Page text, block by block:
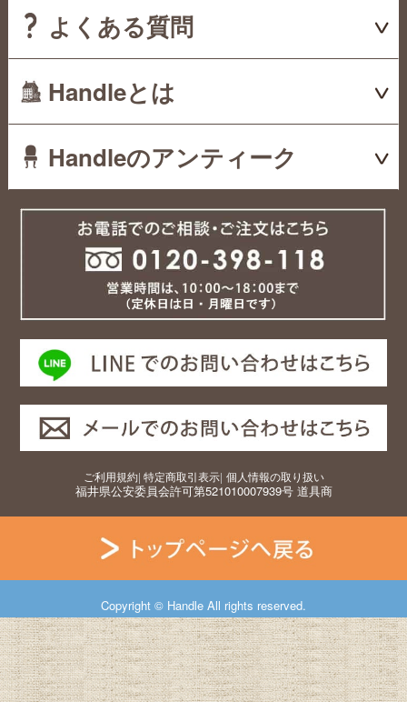
よくある質問
Handleとは
Handleのアンティーク
ご利用規約| 特定商取引表示| 個人情報の取り扱い
福井県公安委員会許可第521010007939号 道具商
Copyright © Handle All rights reserved.